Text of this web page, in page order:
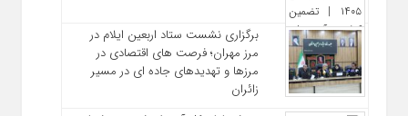
برگزاری نشست ستاد اربعین ایلام در
مرز مهران؛ فرصت‌ های اقتصادی در
مرزها و تهدیدهای جاده‌ ای در مسیر
زائران